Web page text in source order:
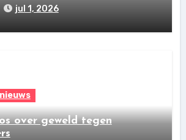
jul 1, 2026
over geweld tegen